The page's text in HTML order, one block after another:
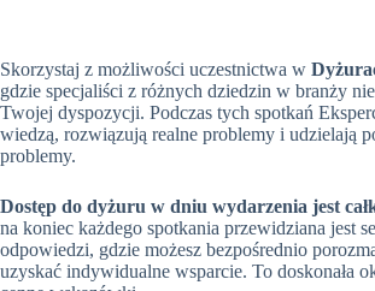
Skorzystaj z możliwości uczestnictwa w
gdzie specjaliści z różnych dziedzin w branży
Twojej dyspozycji. Podczas tych spotkań
wiedzą, rozwiązują realne problemy i udzielają
problemy.
Dostęp do dyżuru w dniu wydarzenia jest
na koniec każdego spotkania przewidziana jest
odpowiedzi, gdzie możesz bezpośrednio
uzyskać indywidualne wsparcie. To doskonała